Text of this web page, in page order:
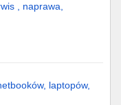
, naprawa,
laptopów,